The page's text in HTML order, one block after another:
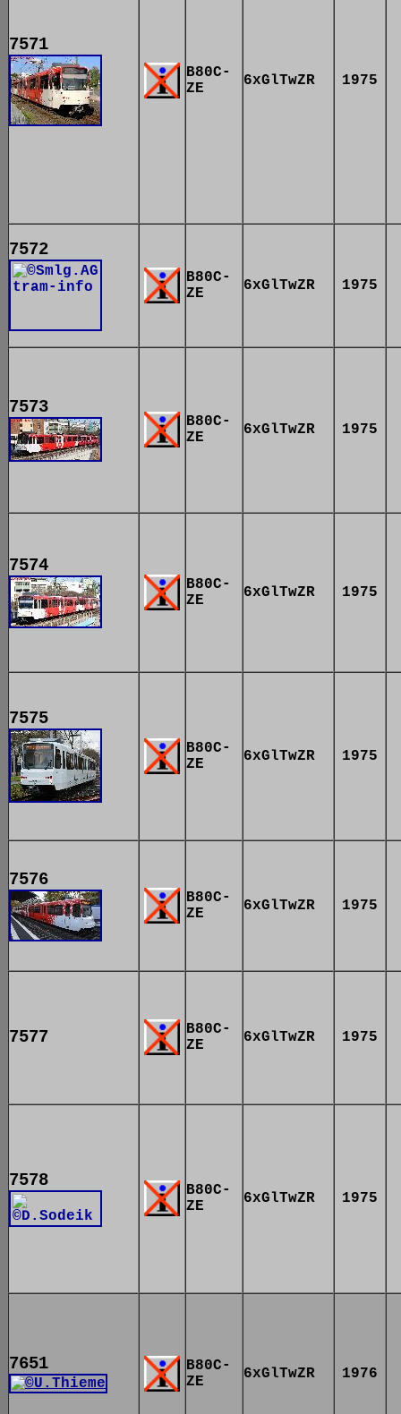
7571
B80C-
ZE
6xGlTwZR 1975
7572
B80C-
ZE
6xGlTwZR 1975
7573
B80C-
ZE
6xGlTwZR 1975
7574
B80C-
ZE
6xGlTwZR 1975
7575
B80C-
ZE
6xGlTwZR 1975
7576
B80C-
ZE
6xGlTwZR 1975
7577
B80C-
ZE
6xGlTwZR 1975
7578
B80C-
ZE
6xGlTwZR 1975
7651
B80C-
ZE
6xGlTwZR 1976